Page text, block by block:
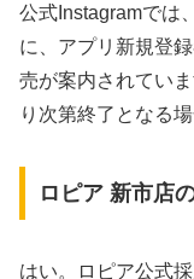
公式Instagramでは
に、アプリ新規登
売が案内されてい
り次第終了となる
ロピア 新市店
はい。ロピア公式